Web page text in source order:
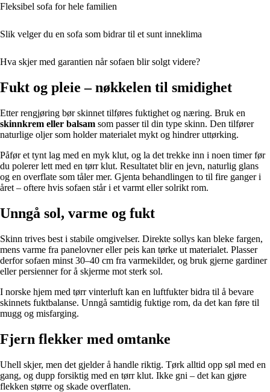
Fleksibel sofa for hele familien
Slik velger du en sofa som bidrar til et sunt inneklima
Hva skjer med garantien når sofaen blir solgt videre?
Fukt og pleie – nøkkelen til smidighet
Etter rengjøring bør skinnet tilføres fuktighet og næring. Bruk en
skinnkrem eller balsam som passer til din type skinn. Den tilfører
naturlige oljer som holder materialet mykt og hindrer uttørking.
Påfør et tynt lag med en myk klut, og la det trekke inn i noen timer før
du polerer lett med en tørr klut. Resultatet blir en jevn, naturlig glans
og en overflate som tåler mer. Gjenta behandlingen to til fire ganger i
året – oftere hvis sofaen står i et varmt eller solrikt rom.
Unngå sol, varme og fukt
Skinn trives best i stabile omgivelser. Direkte sollys kan bleke fargen,
mens varme fra panelovner eller peis kan tørke ut materialet. Plasser
derfor sofaen minst 30–40 cm fra varmekilder, og bruk gjerne gardiner
eller persienner for å skjerme mot sterk sol.
I norske hjem med tørr vinterluft kan en luftfukter bidra til å bevare
skinnets fuktbalanse. Unngå samtidig fuktige rom, da det kan føre til
mugg og misfarging.
Fjern flekker med omtanke
Uhell skjer, men det gjelder å handle riktig. Tørk alltid opp søl med en
gang, og dupp forsiktig med en tørr klut. Ikke gni – det kan gjøre
flekken større og skade overflaten.